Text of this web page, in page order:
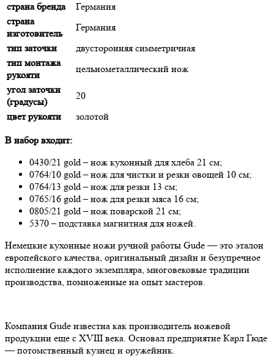
страна бренда
Германия
страна
изготовитель
Германия
тип заточки
двусторонняя симметричная
тип монтажа
рукояти
цельнометаллический нож
угол заточки
(градусы)
20
цвет рукояти
золотой
В набор входит:
0430/21 gold – нож кухонный для хлеба 21 см;
0764/10 gold – нож для чистки и резки овощей 10 см;
0764/13 gold – нож для резки 13 см;
0765/16 gold – нож для резки мяса 16 см;
0805/21 gold – нож поварской 21 см;
5370 – подставка магнитная для ножей.
Немецкие кухонные ножи ручной работы Gude — это эталон
европейского качества, оригинальный дизайн и безупречное
исполнение каждого экземпляра, многовековые традиции
производства, помноженные на опыт мастеров.
Компания Gude известна как производитель ножевой
продукции еще с XVIII века. Основал предприятие Карл Гюде
— потомственный кузнец и оружейник.